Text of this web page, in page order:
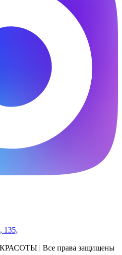
135,​
| Все права защищены